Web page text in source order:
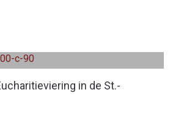
in de St.-